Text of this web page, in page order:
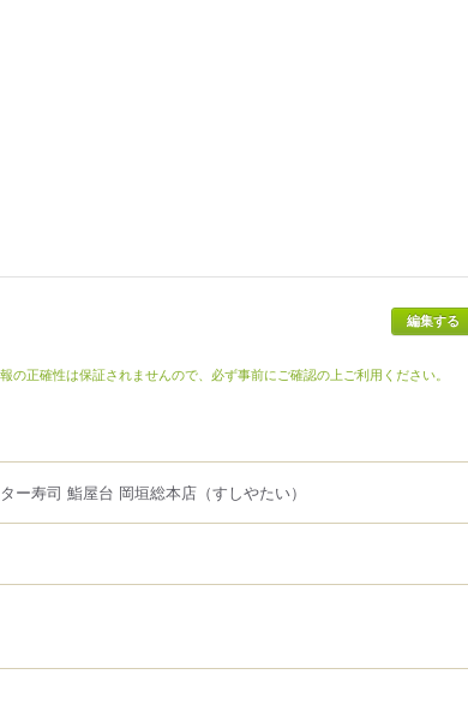
編集する
の正確性は保証されませんので、必ず事前にご確認の上ご利用ください。
ー寿司 鮨屋台 岡垣総本店 （すしやたい）